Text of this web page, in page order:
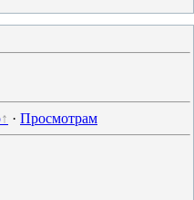
· Просмотрам